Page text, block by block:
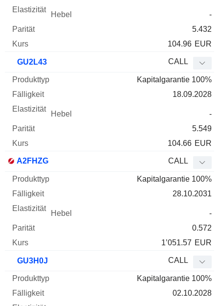
-
5.432
104.96 EUR
GU2L43 CALL
Kapitalgarantie 100%
18.09.2028
-
5.549
104.66 EUR
A2FHZG CALL
Kapitalgarantie 100%
28.10.2031
-
0.572
1’051.57 EUR
GU3H0J CALL
Kapitalgarantie 100%
02.10.2028